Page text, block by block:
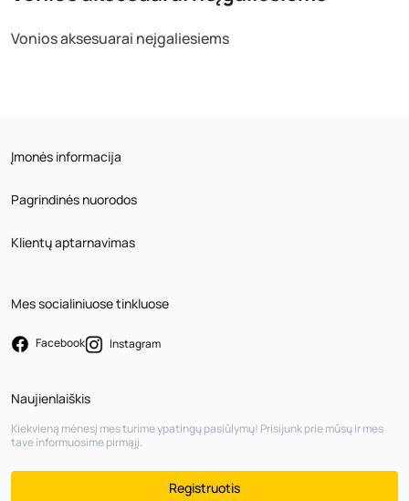
Vonios aksesuarai neįgaliesiems
Įmonės informacija
Pagrindinės nuorodos
Klientų aptarnavimas
Mes socialiniuose tinkluose
Facebook Instagram
Naujienlaiškis
Kiekvieną mėnesį mes turime ypatingų pasiūlymų! Prisijunk prie mūsų ir mes
tave informuosime pirmąjį.
Registruotis